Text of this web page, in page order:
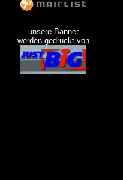
unsere Banner
werden gedruckt von